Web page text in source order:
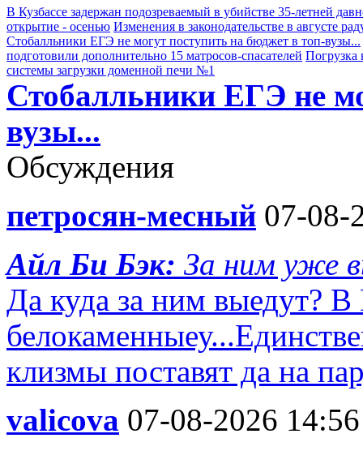
В Кузбассе задержан подозреваемый в убийстве 35-летней
открытие - осенью Изменения в законодательстве в августе
Стобалльники ЕГЭ не могут поступить на бюджет в топ-вузы...
подготовили дополнительно 15 матросов-спасателей Погрузка
системы загрузки доменной печи №1
Стобалльники ЕГЭ не
вузы...
Обсуждения
петросян-месный 07-08-
Айл Би Бэк: За ним уже
Да куда за ним выедут? В
клизмы поставят да на
valicova 07-08-2026 14:56